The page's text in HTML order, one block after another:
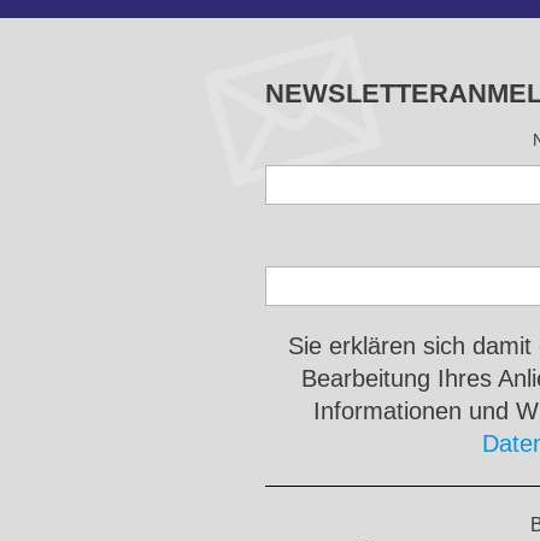
Sie erklären sich
Bearbeitung Ihres
Informationen und